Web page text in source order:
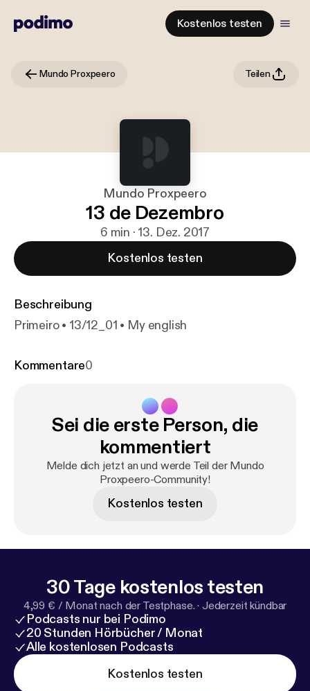
Kostenlos testen
Mundo Proxpeero Teilen
Mundo Proxpeero
13 de Dezembro
6 min · 13. Dez. 2017
Kostenlos testen
Beschreibung
Primeiro • 13/12_01 • My english
Kommentare0
Sei die erste Person, die
kommentiert
Melde dich jetzt an und werde Teil der Mundo
Proxpeero-Community!
Kostenlos testen
30 Tage kostenlos testen
4,99 € / Monat nach der Testphase. · Jederzeit kündbar
Podcasts nur bei Podimo
20 Stunden Hörbücher / Monat
Alle kostenlosen Podcasts
Kostenlos testen